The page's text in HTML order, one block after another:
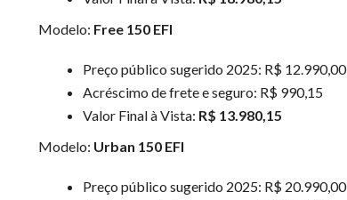
Modelo: Free 150 EFI
Preço público sugerido 2025: R$ 12.990,00
Acréscimo de frete e seguro: R$ 990,15
Valor Final à Vista: R$ 13.980,15
Modelo: Urban 150 EFI
Preço público sugerido 2025: R$ 20.990,00